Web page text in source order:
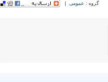
گروه :عمومی|